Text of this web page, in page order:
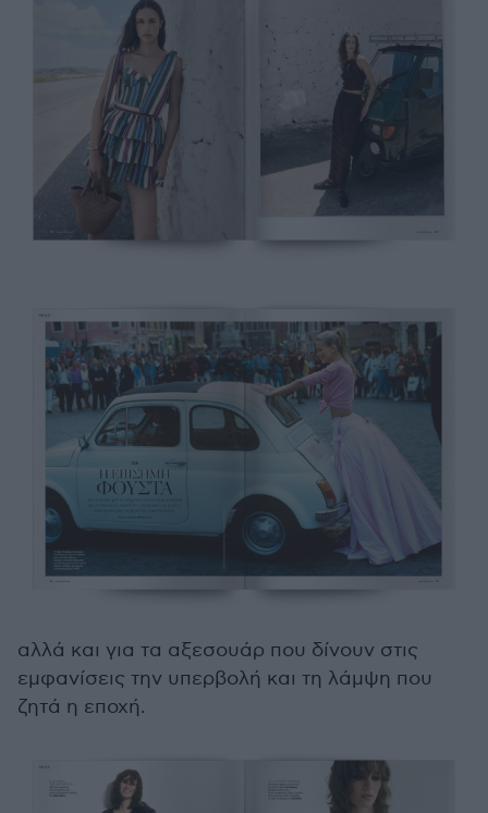
αλλά και για τα αξεσουάρ που δίνουν στις
εμφανίσεις την υπερβολή και τη λάμψη που
ζητά η εποχή.